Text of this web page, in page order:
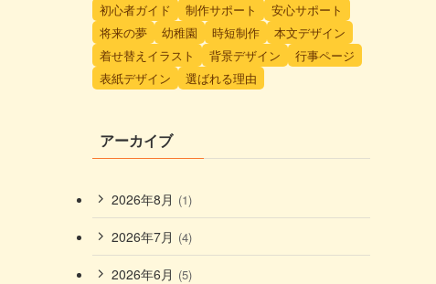
初心者ガイド
制作サポート
安心サポート
将来の夢
幼稚園 時短制作
本文デザイン
着せ替えイラスト
背景デザイン
行事ページ
表紙デザイン
選ばれる理由
アーカイブ
2026年8月 (1)
2026年7月 (4)
2026年6月 (5)